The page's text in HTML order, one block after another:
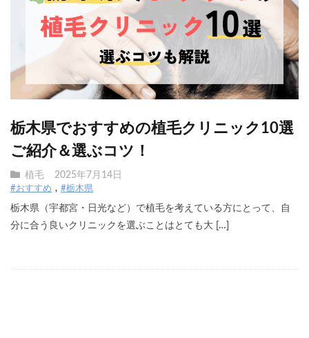
栃木県でおすすめの植毛クリニック10選
ご紹介＆選ぶコツ！
植毛 2025年7月14日
#おすすめ #栃木県
栃木県（宇都宮・日光など）で植毛を考えている方にとって、自
分に合う良いクリニックを選ぶことはとても大 […]